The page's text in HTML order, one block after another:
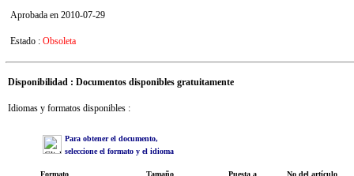
Aprobada en 2010-07-29
Estado : Obsoleta
Disponibilidad : Documentos disponibles gratuitamente
Idiomas y formatos disponibles :
Para obtener el documento,
seleccione el formato y el idioma
Formato Tamaño
Puesta a
No del artículo